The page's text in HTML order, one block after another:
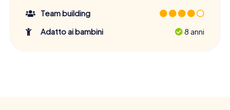
Team building
Adatto ai bambini
8 anni